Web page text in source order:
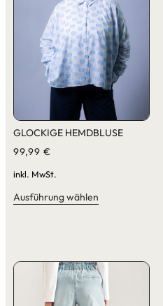
GLOCKIGE HEMDBLUSE
99,99 €
inkl. MwSt.
Ausführung wählen